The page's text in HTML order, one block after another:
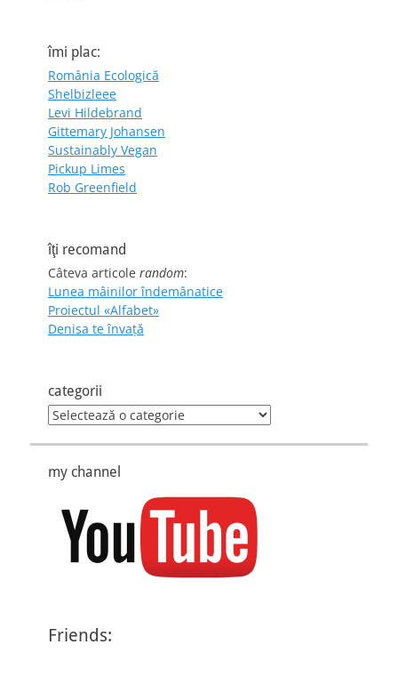
îmi plac:
România Ecologică
Shelbizleee
Levi Hildebrand
Gittemary Johansen
Sustainably Vegan
Pickup Limes
Rob Greenfield
îţi recomand
Câteva articole random:
Lunea mâinilor îndemânatice
Proiectul «Alfabet»
Denisa te învaţă
categorii
categorii
my channel
Friends: